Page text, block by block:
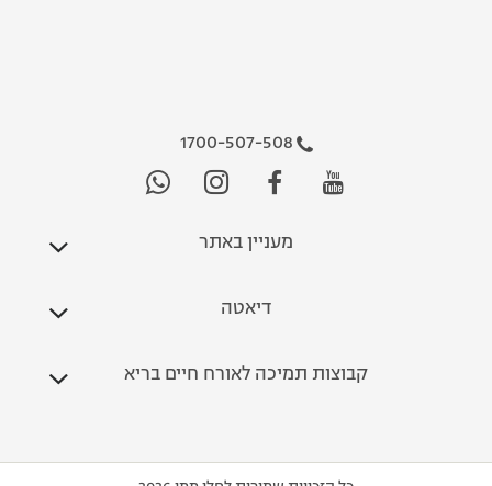
1700-507-508
מעניין באתר
דיאטה
קבוצות תמיכה לאורח חיים בריא